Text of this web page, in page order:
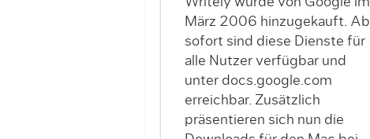
März 2006 hinzugekauft. Ab
sofort sind diese Dienste für
alle Nutzer verfügbar und
unter docs.google.com
erreichbar. Zusätzlich
präsentieren sich nun die